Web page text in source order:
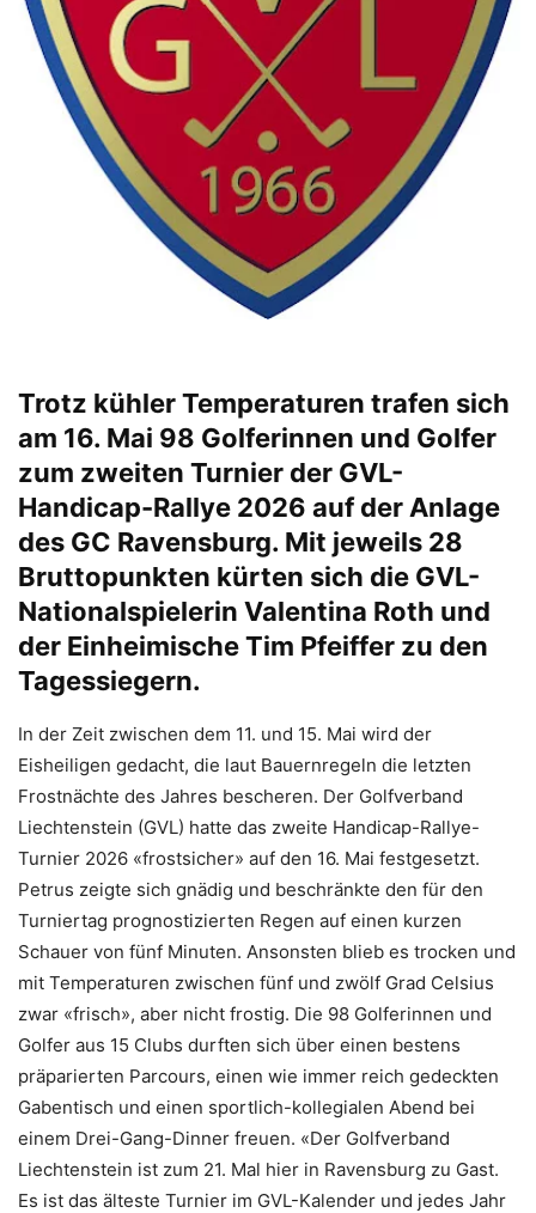
Trotz kühler Temperaturen trafen sich
am 16. Mai 98 Golferinnen und Golfer
zum zweiten Turnier der GVL-
Handicap-Rallye 2026 auf der Anlage
des GC Ravensburg. Mit jeweils 28
Bruttopunkten kürten sich die GVL-
Nationalspielerin Valentina Roth und
der Einheimische Tim Pfeiffer zu den
Tagessiegern.
In der Zeit zwischen dem 11. und 15. Mai wird der
Eisheiligen gedacht, die laut Bauernregeln die letzten
Frostnächte des Jahres bescheren. Der Golfverband
Liechtenstein (GVL) hatte das zweite Handicap-Rallye-
Turnier 2026 «frostsicher» auf den 16. Mai festgesetzt.
Petrus zeigte sich gnädig und beschränkte den für den
Turniertag prognostizierten Regen auf einen kurzen
Schauer von fünf Minuten. Ansonsten blieb es trocken und
mit Temperaturen zwischen fünf und zwölf Grad Celsius
zwar «frisch», aber nicht frostig. Die 98 Golferinnen und
Golfer aus 15 Clubs durften sich über einen bestens
präparierten Parcours, einen wie immer reich gedeckten
Gabentisch und einen sportlich-kollegialen Abend bei
einem Drei-Gang-Dinner freuen. «Der Golfverband
Liechtenstein ist zum 21. Mal hier in Ravensburg zu Gast.
Es ist das älteste Turnier im GVL-Kalender und jedes Jahr